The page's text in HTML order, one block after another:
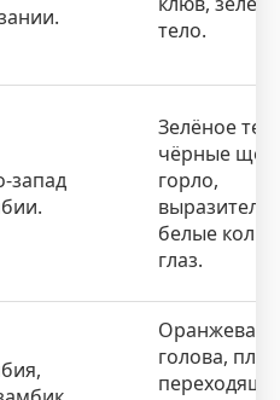
тело.
запад
Зелёное
чёрные
горло,
белые
глаз.
Оранжевая
голова,